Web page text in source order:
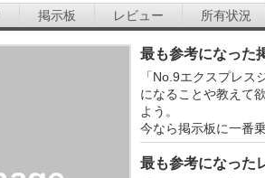
掲示板 レビュー 所有状況
最も参考になった
「No.9エクスプレス
になることや教えて
よう。
今なら掲示板に一番乗
最も参考になった